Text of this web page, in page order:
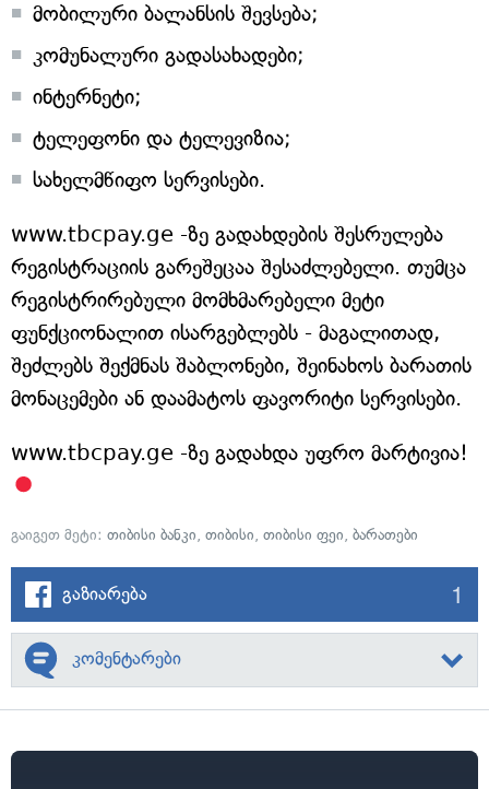
მობილური ბალანსის შევსება;
კომუნალური გადასახადები;
ინტერნეტი;
ტელეფონი და ტელევიზია;
სახელმწიფო სერვისები.
www.tbcpay.ge -ზე გადახდების შესრულება
რეგისტრაციის გარეშეცაა შესაძლებელი. თუმცა
რეგისტრირებული მომხმარებელი მეტი
ფუნქციონალით ისარგებლებს - მაგალითად,
შეძლებს შექმნას შაბლონები, შეინახოს ბარათის
მონაცემები ან დაამატოს ფავორიტი სერვისები.
www.tbcpay.ge -ზე გადახდა უფრო მარტივია!
გაიგეთ მეტი: თიბისი ბანკი, თიბისი, თიბისი ფეი, ბარათები
გაზიარება 1
კომენტარები